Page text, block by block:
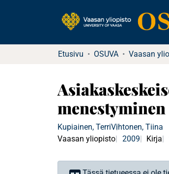
Etusivu OSUVA Vaasan
menestyminen
Kupiainen, TerriVihtonen, Tiina
Vaasan yliopisto
2009 Kirja